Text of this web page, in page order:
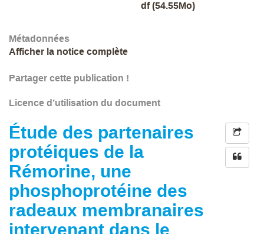
df (54.55Mo)
Métadonnées
Afficher la notice complète
Partager cette publication !
Licence d’utilisation du document
Étude des partenaires
protéiques de la
Rémorine, une
phosphoprotéine des
radeaux membranaires
intervenant dans le